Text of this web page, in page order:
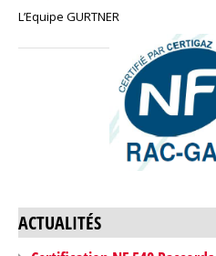
L’Equipe GURTNER
ACTUALITÉS